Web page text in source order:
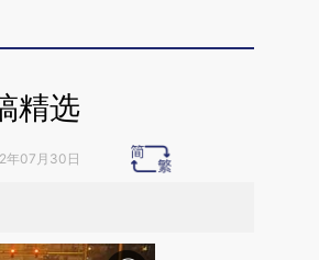
精选
年07月30日